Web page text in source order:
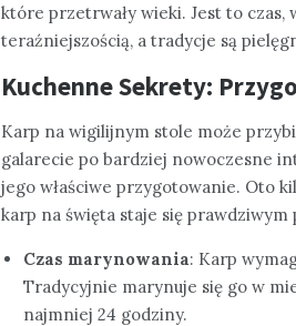
które przetrwały wieki. Jest to czas,
teraźniejszością, a tradycje są
Kuchenne Sekrety:
Karp na wigilijnym stole może
galarecie po bardziej nowoczesne
jego właściwe przygotowanie. Oto
karp na święta staje się prawdziwym
Czas marynowania: Karp
Tradycyjnie marynuje się go w
najmniej 24 godziny.